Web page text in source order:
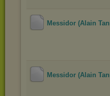
Messidor (Alain
Messidor (Alain